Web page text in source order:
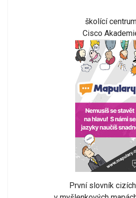
školící
Cisco
První slovník